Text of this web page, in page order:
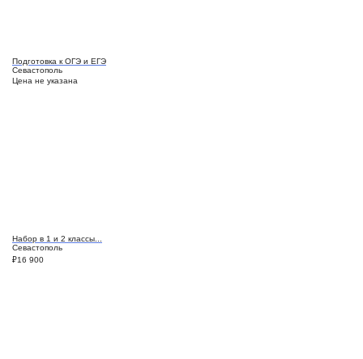
Подготовка к ОГЭ и ЕГЭ
Севастополь
Цена не указана
Набор в 1 и 2 классы...
Севастополь
₽16 900